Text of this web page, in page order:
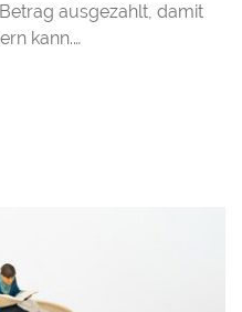
ausgezahlt, damit
kann.…